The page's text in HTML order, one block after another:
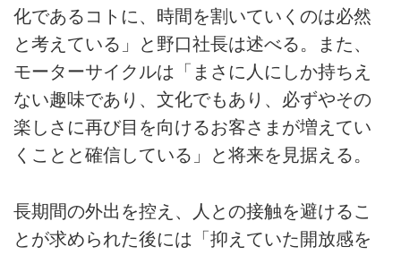
化であるコトに、時間を割いていくのは必然
と考えている」と野口社長は述べる。また、
モーターサイクルは「まさに人にしか持ちえ
ない趣味であり、文化でもあり、必ずやその
楽しさに再び目を向けるお客さまが増えてい
くことと確信している」と将来を見据える。
長期間の外出を控え、人との接触を避けるこ
とが求められた後には「抑えていた開放感を